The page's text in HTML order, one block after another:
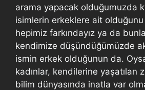
arama yapacak olduğumuzda
isimlerin erkeklere ait olduğunu
hepimiz farkındayız ya da
kendimize düşündüğümüzde
ismin erkek olduğunun da.
kadınlar, kendilerine yaşatılan
bilim dünyasında inatla var